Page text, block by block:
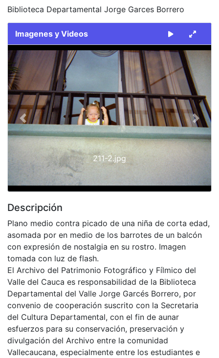
Biblioteca Departamental Jorge Garces Borrero
Imagenes y Videos
Slide 1 of 1
211-2.jpg
Previous Next
Descripción
Plano medio contra picado de una niña de corta edad,
asomada por en medio de los barrotes de un balcón
con expresión de nostalgia en su rostro. Imagen
tomada con luz de flash.
El Archivo del Patrimonio Fotográfico y Fílmico del
Valle del Cauca es responsabilidad de la Biblioteca
Departamental del Valle Jorge Garcés Borrero, por
convenio de cooperación suscrito con la Secretaria
del Cultura Departamental, con el fin de aunar
esfuerzos para su conservación, preservación y
divulgación del Archivo entre la comunidad
Vallecaucana, especialmente entre los estudiantes e